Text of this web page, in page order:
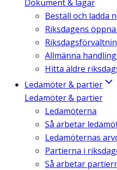
Dokument & lagar
Beställ och ladda
Riksdagens
Allmänna
Hitta äldre
Ledamöter & partier
Ledamöter & partier
Ledamöterna
Så arbetar
Ledamöternas
Partierna i
Så arbetar